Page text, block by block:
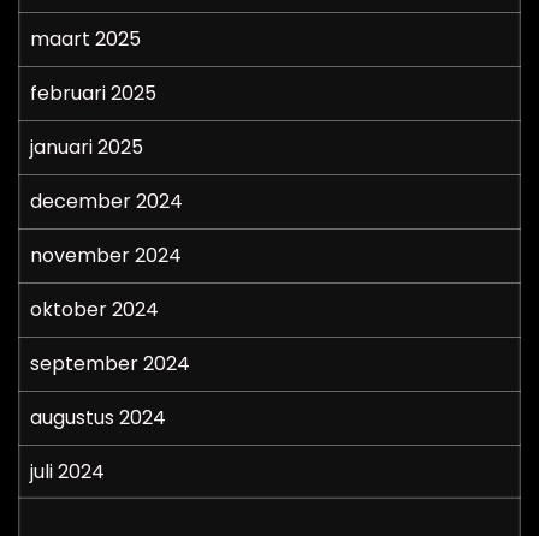
maart 2025
februari 2025
januari 2025
december 2024
november 2024
oktober 2024
september 2024
augustus 2024
juli 2024